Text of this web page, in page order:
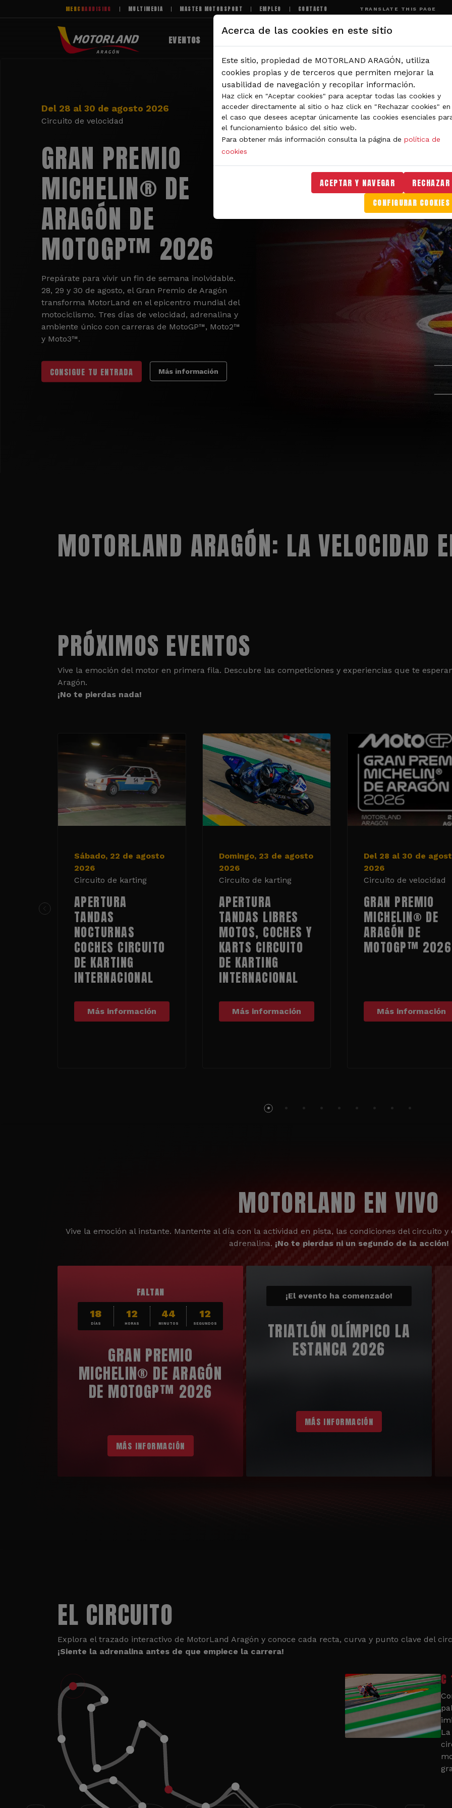
Pasar al contenido principal
MERCHANDISING MULTIMEDIA MASTER MOTORSPORT EMPLEO CONTACTO TRANSLATE THIS PAGE
EVENTOS
Del 28 al 30 de agosto 2026
Circuito de velocidad
GRAN PREMIO
MICHELIN® DE
ARAGÓN DE
MOTOGP™ 2026
Prepárate para vivir un fin de semana inolvidable.
28, 29 y 30 de agosto, el Gran Premio de Aragón
transforma MotorLand en el epicentro mundial del
motociclismo. Tres días de velocidad, adrenalina y
ambiente único con carreras de MotoGP™, Moto2™
y Moto3™.
CONSIGUE TU ENTRADA Más información
MOTORLAND ARAGÓN: LA VELOCIDAD
PRÓXIMOS EVENTOS
Vive la emoción del motor en primera fila. Descubre las competiciones y experiencias que te
Aragón.
¡No te pierdas nada!
Sábado, 22 de agosto
2026
Circuito de karting
APERTURA
TANDAS
NOCTURNAS
COCHES CIRCUITO
DE KARTING
INTERNACIONAL
Más información
Domingo, 23 de agosto
2026
Circuito de karting
APERTURA
TANDAS LIBRES
MOTOS, COCHES Y
KARTS CIRCUITO
DE KARTING
INTERNACIONAL
Más información
Del 28 al 30 de
2026
Circuito de velocidad
GRAN PREMIO
MICHELIN® DE
ARAGÓN DE
MOTOGP™ 2026
Más información
MOTORLAND EN VIVO
Vive la emoción al instante. Mantente al día con la actividad en pista, las condiciones del circuito
adrenalina. ¡No te pierdas ni un segundo de la acción!
FALTAN
18
DÍAS
12
HORAS
44
MINUTOS
10
SEGUNDOS
GRAN PREMIO
MICHELIN® DE ARAGÓN
DE MOTOGP™ 2026
MÁS INFORMACIÓN
¡El evento ha comenzado!
TRIATLÓN OLÍMPICO LA
ESTANCA 2026
MÁS INFORMACIÓN
EL CIRCUITO
Explora el trazado interactivo de MotorLand Aragón y conoce cada recta, curva y punto clave del
¡Siente la adrenalina antes de que empiece la carrera!
C
Acerca de las cookies en este sitio
Este sitio, propiedad de MOTORLAND ARAGÓN, utiliza
cookies propias y de terceros que permiten mejorar la
usabilidad de navegación y recopilar información.
Haz click en "Aceptar cookies" para aceptar todas las cookies y
acceder directamente al sitio o haz click en "Rechazar cookies" en
el caso que desees aceptar únicamente las cookies esenciales
el funcionamiento básico del sitio web.
Para obtener más información consulta la página de política de
cookies
ACEPTAR Y NAVEGAR RECHAZAR
CONFIGURAR COOKIES